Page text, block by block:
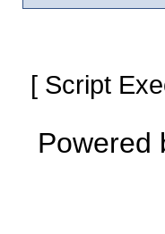
[ Script
Powered